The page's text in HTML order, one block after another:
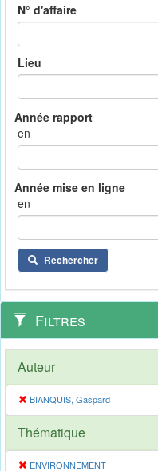
N° d'affaire
Lieu
en
en
Rechercher
Filtres
Auteur
BIANQUIS, Gaspard
Thématique
ENVIRONNEMENT